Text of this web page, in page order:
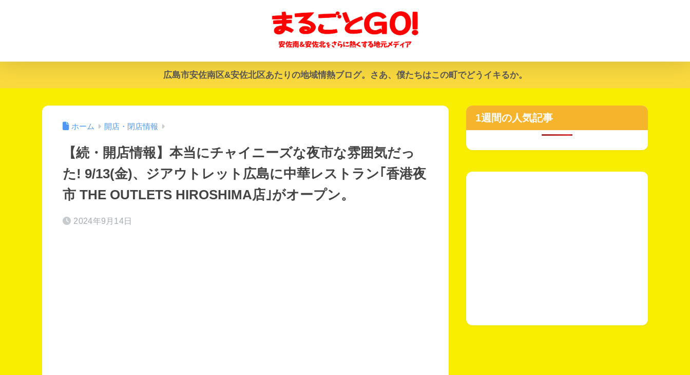
広島市安佐南区&安佐北区あたりの地域情熱ブログ。さあ、僕たちはこの町でどうイキるか。
ホーム 開店・閉店情報
【続・開店情報】本当にチャイニーズな夜市な雰囲気だっ
た! 9/13(金)、ジアウトレット広島に中華レストラン｢香港夜
市 THE OUTLETS HIROSHIMA店｣がオープン。
2024年9月14日
1週間の人気記事